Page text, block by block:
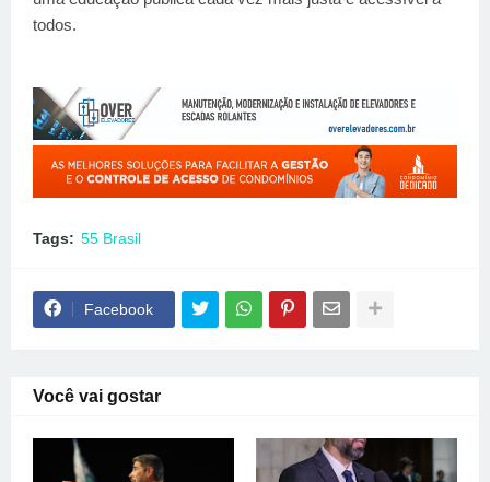
todos.
Tags: 55 Brasil
Facebook
Você vai gostar